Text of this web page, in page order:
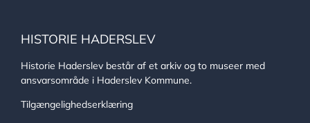
HISTORIE HADERSLEV
Historie Haderslev består af et arkiv og to museer med
ansvarsområde i Haderslev Kommune.
Tilgængelighedserklæring